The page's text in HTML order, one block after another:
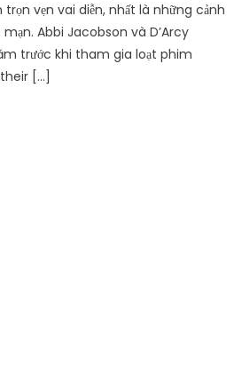
vẹn vai diễn, nhất là những cảnh
Abbi Jacobson và D’Arcy
trước khi tham gia loạt phim
[…]